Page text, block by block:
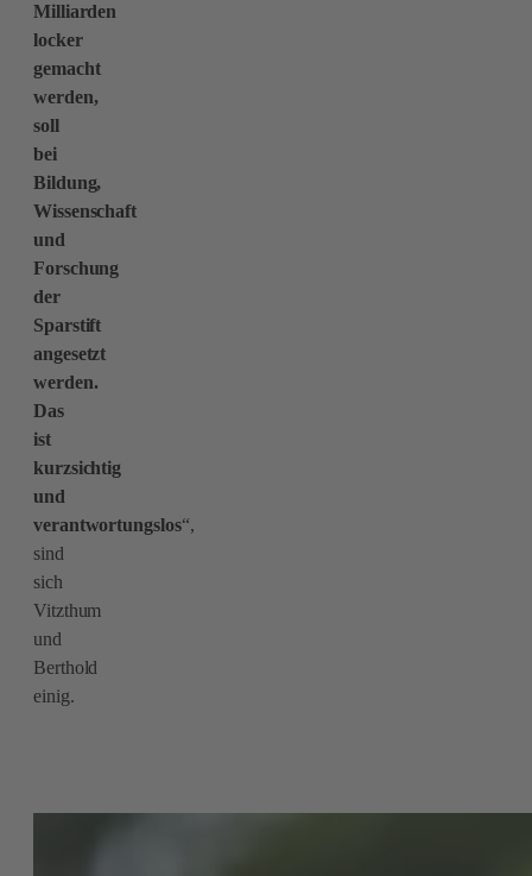
Milliarden
locker
gemacht
werden,
soll
bei
Bildung,
Wissenschaft
und
Forschung
der
Sparstift
angesetzt
werden.
Das
ist
kurzsichtig
und
verantwortungslos“,
sind
sich
Vitzthum
und
Berthold
einig.